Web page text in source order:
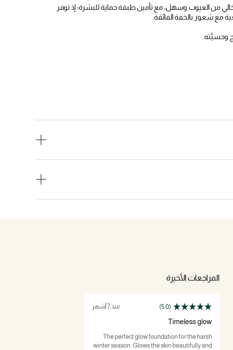
من العيوب وسهل، مع تأمين طبقة حماية للبشرة؛ إذ توفر
مع شعور بالخفة الفائقة.
المراجعات الأخيرة
(5.0) منذ 7 أشهر
Timeless glow
The perfect glow foundation for the harsh
winter season. Glows the skin beautifully and